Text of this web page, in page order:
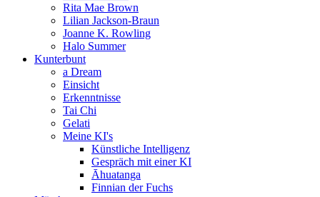
Rita Mae Brown
Lilian Jackson-Braun
Joanne K. Rowling
Halo Summer
Kunterbunt
a Dream
Einsicht
Erkenntnisse
Tai Chi
Gelati
Meine KI's
Künstliche Intelligenz
Gespräch mit einer KI
Āhuatanga
Finnian der Fuchs